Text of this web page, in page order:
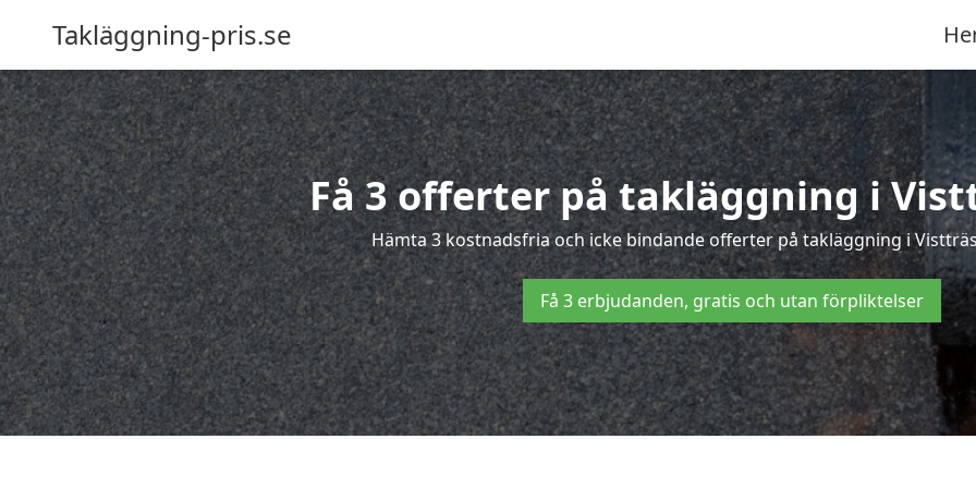
Takläggning-pris.se
Få 3 offerter på takläggning i
Hämta 3 kostnadsfria och icke bindande offerter på takläggning i
Få 3 erbjudanden, gratis och utan förpliktelser